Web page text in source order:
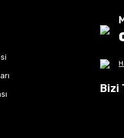
Bizi